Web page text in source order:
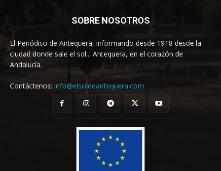
SOBRE NOSOTROS
El Periódico de Antequera, informando desde 1918 desde la
ciudad donde sale el sol... Antequera, en el corazón de
Andalucía.
Contáctenos: info@elsoldeantequera.com